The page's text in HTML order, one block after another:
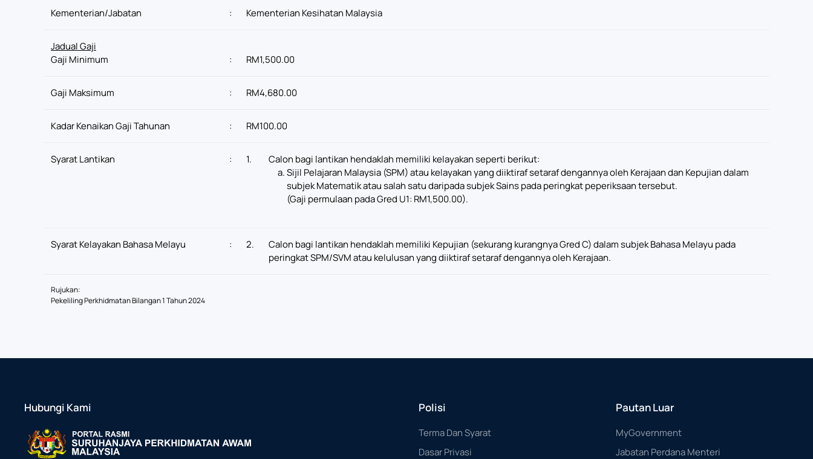
Kementerian/Jabatan : Kementerian Kesihatan Malaysia
Jadual Gaji
Gaji Minimum
: RM1,500.00
Gaji Maksimum : RM4,680.00
Kadar Kenaikan Gaji Tahunan : RM100.00
Syarat Lantikan : 1.
Calon bagi lantikan hendaklah memiliki kelayakan seperti berikut:
Sijil Pelajaran Malaysia (SPM) atau kelayakan yang diiktiraf setaraf dengannya oleh Kerajaan dan Kepujian dalam
subjek Matematik atau salah satu daripada subjek Sains pada peringkat peperiksaan tersebut.
(Gaji permulaan pada Gred U1: RM1,500.00).
Syarat Kelayakan Bahasa Melayu : 2.
Calon bagi lantikan hendaklah memiliki Kepujian (sekurang kurangnya Gred C) dalam subjek Bahasa Melayu pada
peringkat SPM/SVM atau kelulusan yang diiktiraf setaraf dengannya oleh Kerajaan.
Rujukan:
Pekeliling Perkhidmatan Bilangan 1 Tahun 2024
Hubungi Kami Polisi
Terma Dan Syarat
Dasar Privasi
Pautan Luar
MyGovernment
Jabatan Perdana Menteri